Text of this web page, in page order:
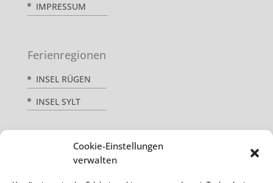
Cookie-Einstellungen
verwalten
IMPRESSUM
Ferienregionen
INSEL RÜGEN
INSEL SYLT